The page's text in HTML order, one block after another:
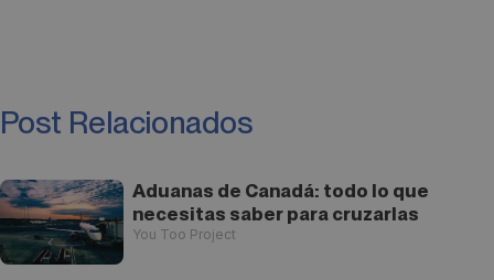
Post Relacionados
Aduanas de Canadá: todo lo que
necesitas saber para cruzarlas
You Too Project